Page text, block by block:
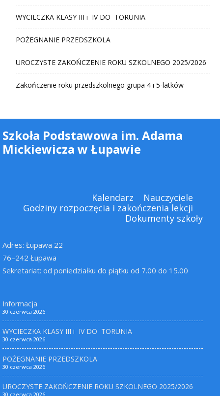
WYCIECZKA KLASY III i IV DO TORUNIA
POŻEGNANIE PRZEDSZKOLA
UROCZYSTE ZAKOŃCZENIE ROKU SZKOLNEGO 2025/2026
Zakończenie roku przedszkolnego grupa 4 i 5-latków
Szkoła Podstawowa im. Adama
Mickiewicza w Łupawie
Kalendarz
Nauczyciele
Godziny rozpoczęcia i zakończenia lekcji
Dokumenty szkoły
Adres: Łupawa 22
76–242 Łupawa
Sekretariat: od poniedziałku do piątku od 7.00 do 15.00
Informacja
30 czerwca 2026
WYCIECZKA KLASY III i IV DO TORUNIA
30 czerwca 2026
POŻEGNANIE PRZEDSZKOLA
30 czerwca 2026
UROCZYSTE ZAKOŃCZENIE ROKU SZKOLNEGO 2025/2026
30 czerwca 2026